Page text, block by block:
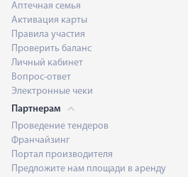
Аптечная семья
Активация карты
Правила участия
Проверить баланс
Личный кабинет
Вопрос-ответ
Электронные чеки
Партнерам
Проведение тендеров
Франчайзинг
Портал производителя
Предложите нам площади в аренду